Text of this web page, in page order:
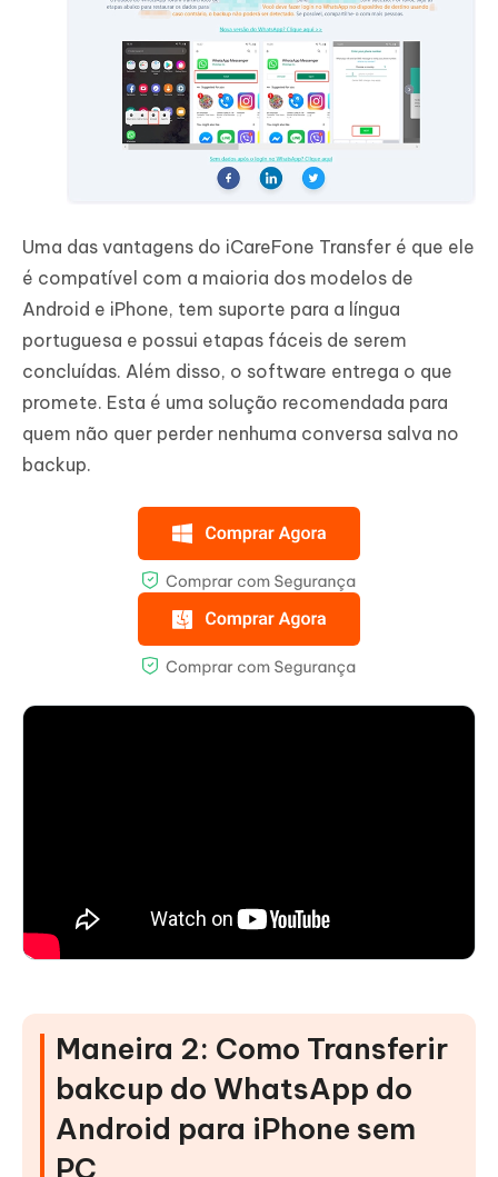
Uma das vantagens do iCareFone Transfer é que ele
é compatível com a maioria dos modelos de
Android e iPhone, tem suporte para a língua
portuguesa e possui etapas fáceis de serem
concluídas. Além disso, o software entrega o que
promete. Esta é uma solução recomendada para
quem não quer perder nenhuma conversa salva no
backup.
Maneira 2: Como Transferir
bakcup do WhatsApp do
Android para iPhone sem
PC